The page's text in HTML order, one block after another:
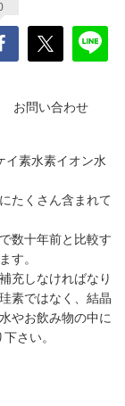
お問い合わせ
イ素水素イオン水
たくさん含まれて
数十年前と比較す
す。
充しなければなり
素ではなく、結晶
やお飲み物の中に
さい。